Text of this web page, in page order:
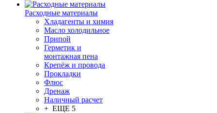
Расходные материалы
Хладагенты и химия
Масло холодильное
Припой
Герметик и
монтажная пена
Крепёж и провода
Прокладки
Флюс
Дренаж
Наличный расчет
+ ЕЩЕ 5